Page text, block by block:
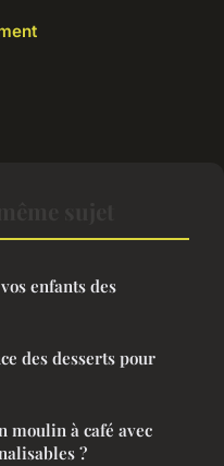
enfants des
des desserts pour
moulin à café avec
?